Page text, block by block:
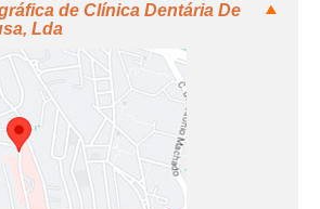
de Clínica Dentária De
Lda